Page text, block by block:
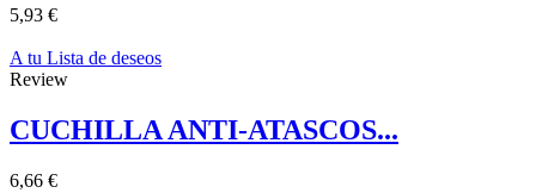
5,93 €
A tu Lista de deseos
Review
CUCHILLA ANTI-ATASCOS...
6,66 €